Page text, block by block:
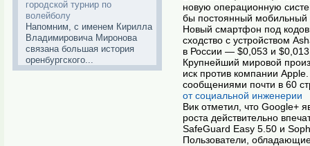
городской турнир по
волейболу
Напомним, с именем Кирилла
Владимировича Миронова
связана большая история
оренбургского...
новую операционную
бы постоянный мобильный
Новый смартфон под
сходство с устройством
в России — $0,053 и
Крупнейший мировой
иск против компании
сообщениями почти в 60
от социальной инженерии
Вик отметил, что Google+
роста действительно
SafeGuard Easy 5.50 и
Пользователи,